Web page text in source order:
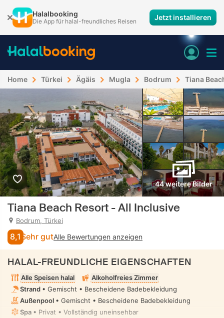
Halalbooking
Die App für halal-freundliches Reisen Jetzt installieren
Home Türkei Ägäis Mugla Bodrum Tiana
44 weitere Bilder
Tiana Beach Resort - All Inclusive
Bodrum, Türkei
8,1 Sehr gutAlle Bewertungen anzeigen
HALAL-FREUNDLICHE EIGENSCHAFTEN
Alle Speisen halal
Alkoholfreies Zimmer
Strand • Gemischt • Bescheidene Badebekleidung
Außenpool • Gemischt • Bescheidene Badebekleidung
Spa • Privat • Vollständig uneinsehbar